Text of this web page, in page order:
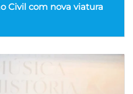
Civil com nova viatura